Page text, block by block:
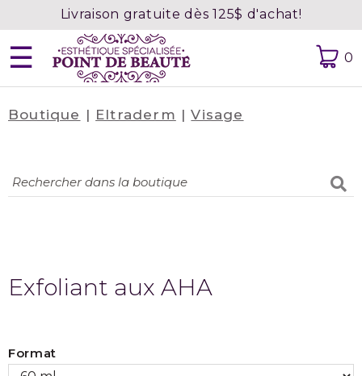
Livraison gratuite dès 125$ d'achat!
☰ 0
Boutique | Eltraderm |Visage
Exfoliant aux AHA
Format
Accueil
propos
vous